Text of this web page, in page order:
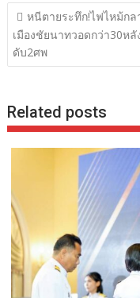
แนะแนว
เรื่อง
หนีตายระทึก!ไฟไหม้กล
เมืองชัยนาทวอดกว่า30หลั
ดับ2ศพ
Related posts